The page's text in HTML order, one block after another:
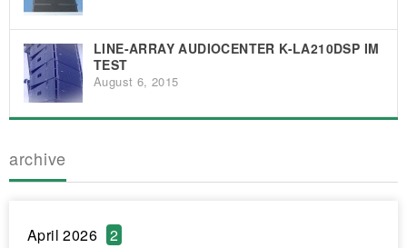
LINE-ARRAY AUDIOCENTER K-LA210DSP IM
TEST
August 6, 2015
archive
April 2026
2